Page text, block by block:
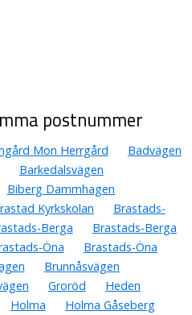
postnummer
Mon Herrgård
Badvägen
Barkedalsvägen
Biberg Dammhagen
Kyrkskolan
Brastads-
Berga
Brastads-Berga
Öna
Brastads-Öna
Brunnåsvägen
Groröd
Heden
Holma
Holma Gåseberg